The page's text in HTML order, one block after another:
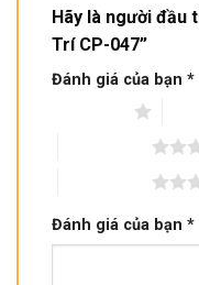
Hãy là người đầu
Trí CP-047”
Đánh giá của bạn *
Đánh giá của bạn *